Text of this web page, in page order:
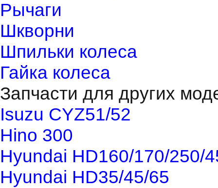
Рычаги
Шкворни
Шпильки колеса
Гайка колеса
Запчасти для других
Isuzu CYZ51/52
Hino 300
Hyundai HD160/170/250/
Hyundai HD35/45/65